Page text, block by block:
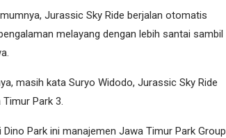
Jurassic Sky Ride berjalan otomatis
melayang dengan lebih santai sambil
masih kata Suryo Widodo, Jurassic Sky Ride
Park 3.
Park ini manajemen Jawa Timur Park Group